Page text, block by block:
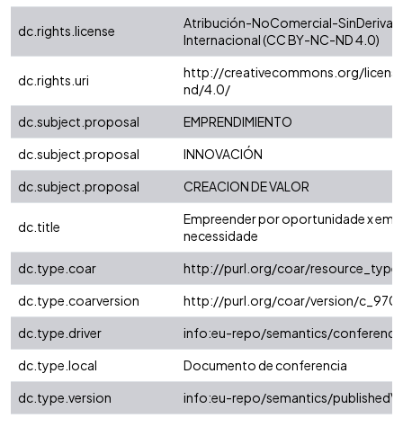
dc.rights.license
Atribución-NoComercial-
Internacional (CC BY-NC-ND 4.0)
dc.rights.uri
http://creativecommons.org/
nd/4.0/
dc.subject.proposal
EMPRENDIMIENTO
dc.subject.proposal
INNOVACIÓN
dc.subject.proposal
CREACION DE VALOR
dc.title
Empreender por oportunidade x
necessidade
dc.type.coar
http://purl.org/coar/
dc.type.coarversion
http://purl.org/coar/version/
dc.type.driver
info:eu-repo/semantics/
dc.type.local
Documento de conferencia
dc.type.version
info:eu-repo/semantics/